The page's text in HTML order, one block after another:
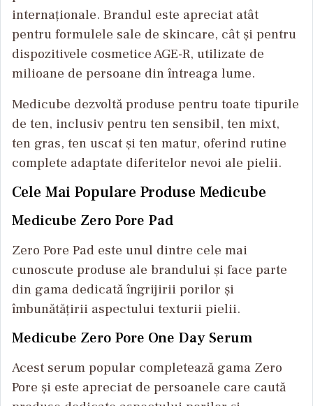
internaționale. Brandul este apreciat atât
pentru formulele sale de skincare, cât și pentru
dispozitivele cosmetice AGE-R, utilizate de
milioane de persoane din întreaga lume.
Medicube dezvoltă produse pentru toate tipurile
de ten, inclusiv pentru ten sensibil, ten mixt,
ten gras, ten uscat și ten matur, oferind rutine
complete adaptate diferitelor nevoi ale pielii.
Cele Mai Populare Produse Medicube
Medicube Zero Pore Pad
Zero Pore Pad este unul dintre cele mai
cunoscute produse ale brandului și face parte
din gama dedicată îngrijirii porilor și
îmbunătățirii aspectului texturii pielii.
Medicube Zero Pore One Day Serum
Acest serum popular completează gama Zero
Pore și este apreciat de persoanele care caută